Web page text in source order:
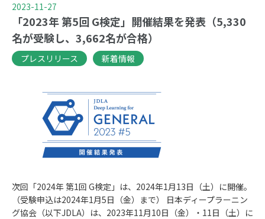
2023-11-27
「2023年 第5回 G検定」開催結果を発表（5,330
名が受験し、3,662名が合格）
プレスリリース 新着情報
次回「2024年 第1回 G検定」は、2024年1月13日（土）に開催。
（受験申込は2024年1月5日（金）まで） 日本ディープラーニン
グ協会（以下JDLA）は、2023年11月10日（金）・11日（土）に